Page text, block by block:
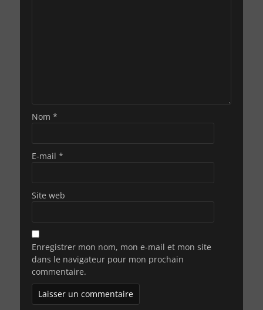
Nom *
E-mail *
Site web
Enregistrer mon nom, mon e-mail et mon site
dans le navigateur pour mon prochain
commentaire.